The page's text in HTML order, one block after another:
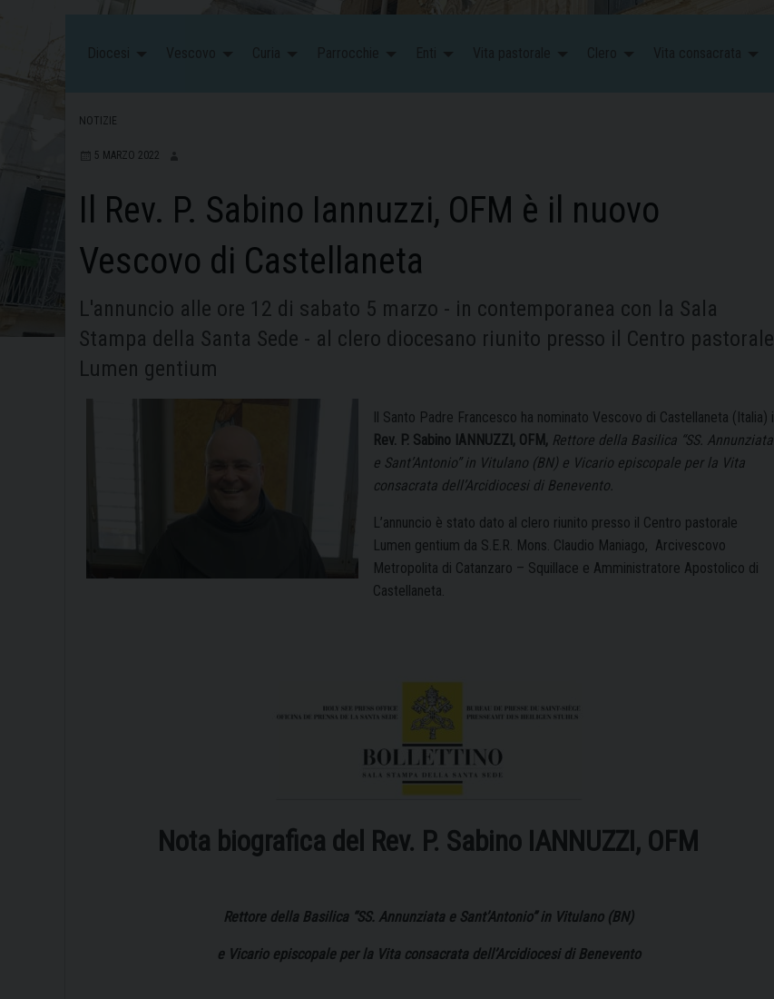
NOTIZIE
5 MARZO 2022
Il Rev. P. Sabino Iannuzzi, OFM è il nuovo
Vescovo di Castellaneta
L'annuncio alle ore 12 di sabato 5 marzo - in contemporanea con la Sala
Stampa della Santa Sede - al clero diocesano riunito presso il Centro pastorale
Lumen gentium
Il Santo Padre Francesco ha nominato Vescovo di Castellaneta (Italia) il
Rev. P. Sabino IANNUZZI, OFM, Rettore della Basilica “SS. Annunziata
e Sant’Antonio” in Vitulano (BN) e Vicario episcopale per la Vita
consacrata dell’Arcidiocesi di Benevento.
L’annuncio è stato dato al clero riunito presso il Centro pastorale
Lumen gentium da S.E.R. Mons. Claudio Maniago, Arcivescovo
Metropolita di Catanzaro – Squillace e Amministratore Apostolico di
Castellaneta.
Nota biografica del Rev. P. Sabino IANNUZZI, OFM
Rettore della Basilica “SS. Annunziata e Sant’Antonio” in Vitulano (BN)
e Vicario episcopale per la Vita consacrata dell’Arcidiocesi di Benevento